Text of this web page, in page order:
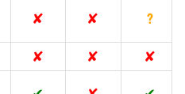
n
n
c
o
n
n
o
n
o
n
n
c
o
N
o
N
o
N
o